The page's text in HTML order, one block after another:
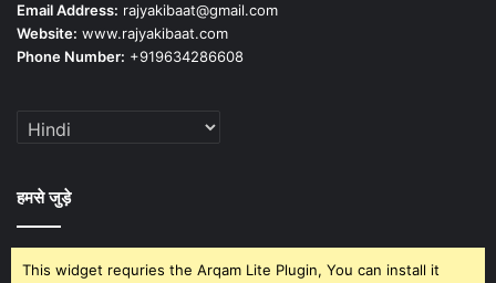
Email Address: rajyakibaat@gmail.com
Website: www.rajyakibaat.com
Phone Number: +919634286608
हमसे जुड़े
This widget requries the Arqam Lite Plugin, You can install it